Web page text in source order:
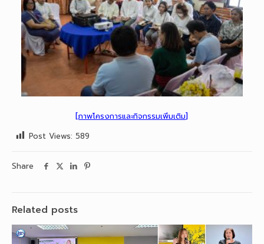
[ภาพโครงการและกิจกรรมเพิ่มเติม]
Post Views: 589
Share
Related posts